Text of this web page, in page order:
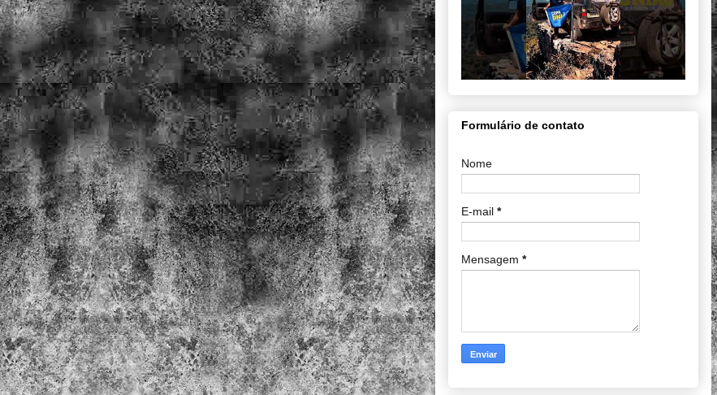
Formulário de contato
Nome
E-mail *
Mensagem *